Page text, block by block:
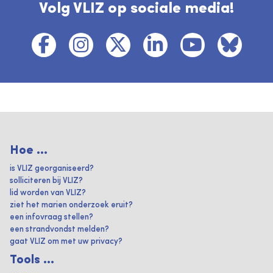
Volg VLIZ op sociale media!
Hoe ...
is VLIZ georganiseerd?
solliciteren bij VLIZ?
lid worden van VLIZ?
ziet het marien onderzoek eruit?
een infovraag stellen?
een strandvondst melden?
gaat VLIZ om met uw privacy?
Tools ...